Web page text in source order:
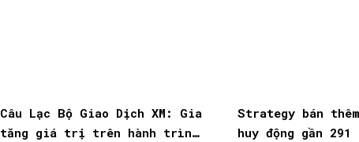
Câu Lạc Bộ Giao Dịch XM: Gia
tăng giá trị trên hành trình
Strategy bán
huy động gần 291